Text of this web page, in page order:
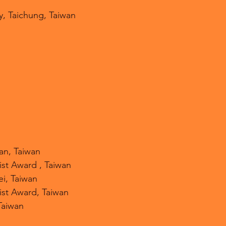
Taichung, Taiwan
Taiwan
Award , Taiwan
Taiwan
Award, Taiwan